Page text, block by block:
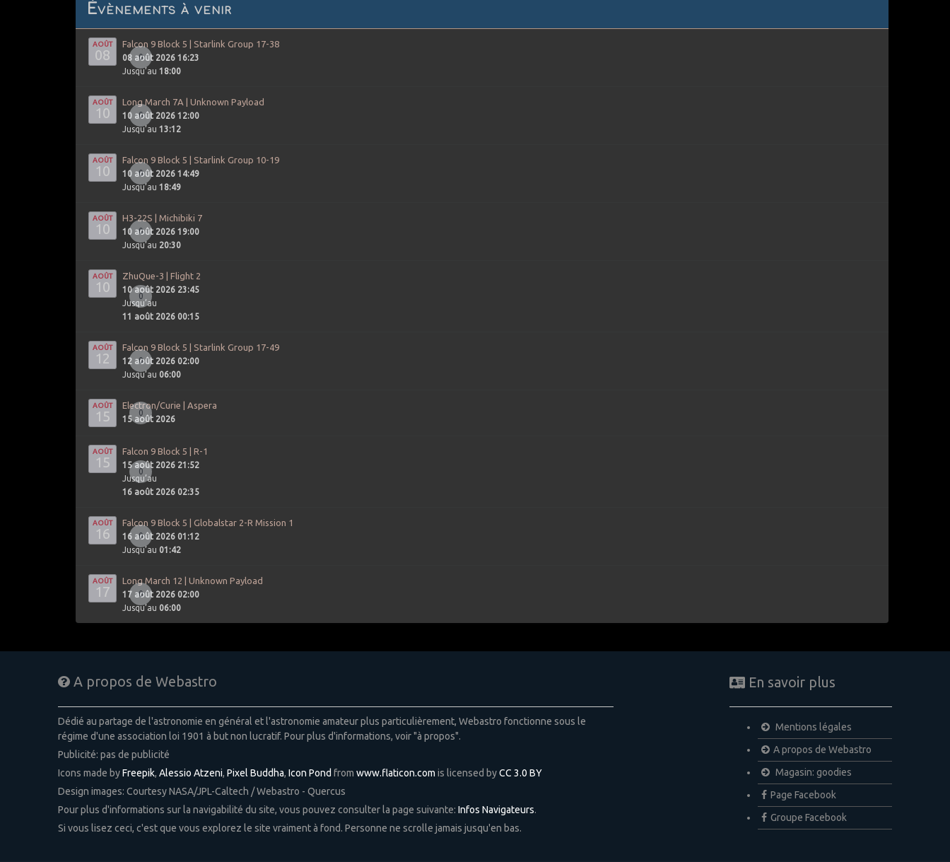
Évènements à venir
AOÛT
08 0
Falcon 9 Block 5 | Starlink Group 17-38
08 août 2026 16:23
Jusqu’au 18:00
AOÛT
10 0
Long March 7A | Unknown Payload
10 août 2026 12:00
Jusqu’au 13:12
AOÛT
10 0
Falcon 9 Block 5 | Starlink Group 10-19
10 août 2026 14:49
Jusqu’au 18:49
AOÛT
10 0
H3-22S | Michibiki 7
10 août 2026 19:00
Jusqu’au 20:30
AOÛT
10
0
ZhuQue-3 | Flight 2
10 août 2026 23:45
Jusqu’au
11 août 2026 00:15
AOÛT
12 0
Falcon 9 Block 5 | Starlink Group 17-49
12 août 2026 02:00
Jusqu’au 06:00
AOÛT
15 0
Electron/Curie | Aspera
15 août 2026
AOÛT
15
0
Falcon 9 Block 5 | R-1
15 août 2026 21:52
Jusqu’au
16 août 2026 02:35
AOÛT
16 0
Falcon 9 Block 5 | Globalstar 2-R Mission 1
16 août 2026 01:12
Jusqu’au 01:42
AOÛT
17 0
Long March 12 | Unknown Payload
17 août 2026 02:00
Jusqu’au 06:00
A propos de Webastro
Dédié au partage de l'astronomie en général et l'astronomie amateur plus particulièrement, Webastro fonctionne sous le
régime d'une association loi 1901 à but non lucratif. Pour plus d'informations, voir "à propos".
Publicité: pas de publicité
Icons made byFreepik, Alessio Atzeni, Pixel Buddha, Icon Pond from www.flaticon.com is licensed byCC 3.0 BY
Design images: Courtesy NASA/JPL-Caltech / Webastro - Quercus
Pour plus d'informations sur la navigabilité du site, vous pouvez consulter la page suivante: Infos Navigateurs.
Si vous lisez ceci, c'est que vous explorez le site vraiment à fond. Personne ne scrolle jamais jusqu'en bas.
En savoir plus
Mentions légales
A propos de Webastro
Magasin: goodies
Page Facebook
Groupe Facebook